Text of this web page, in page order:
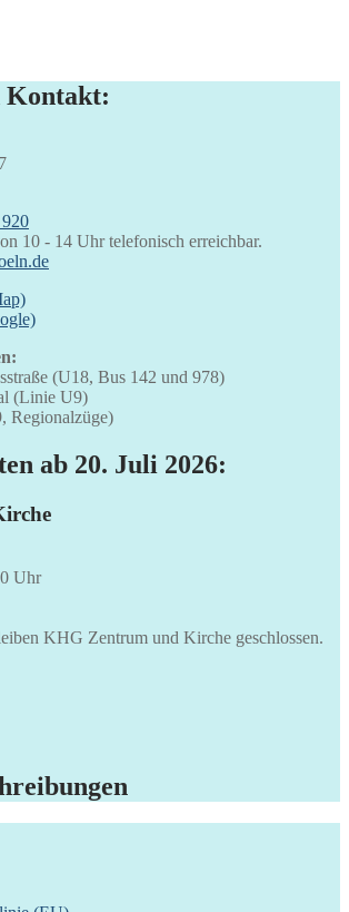
Kontakt:
10 - 14 Uhr telefonisch erreichbar.
(U18, Bus 142 und 978)
(Linie U9)
Regionalzüge)
ab 20. Juli 2026:
Uhr
KHG Zentrum und Kirche geschlossen.